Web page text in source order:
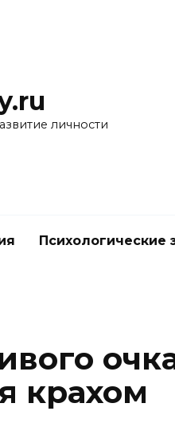
личности
крахом